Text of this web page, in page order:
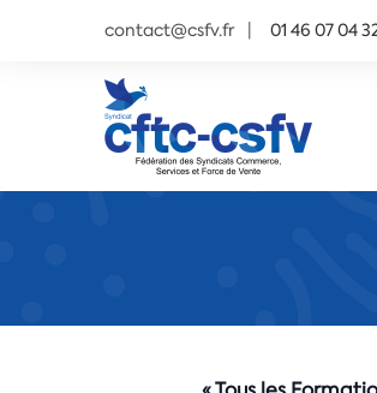
contact@csfv.fr 01 46 07 04